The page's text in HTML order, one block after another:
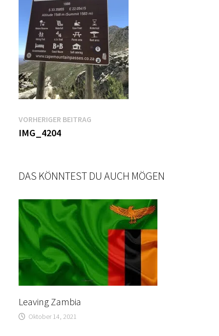
Beitragsnavigation
VORHERIGER BEITRAG
IMG_4204
DAS KÖNNTEST DU AUCH MÖGEN
Leaving Zambia
Oktober 14, 2021